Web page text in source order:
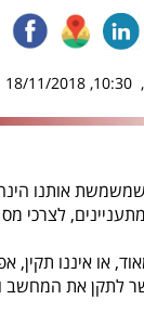
|
אותנו הינה
או איננו
לתקן את